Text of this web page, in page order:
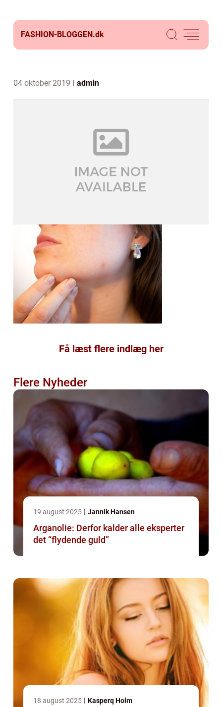
FASHION-BLOGGEN.dk
04 oktober 2019 admin
Få læst flere indlæg her
Flere Nyheder
19 august 2025 Jannik Hansen
Arganolie: Derfor kalder alle eksperter
det “flydende guld”
18 august 2025 Kasperq Holm